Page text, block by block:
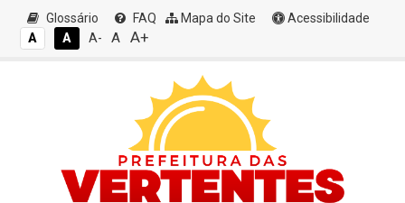
Glossário FAQ Mapa do Site
Acessibilidade
A
A A- A A+